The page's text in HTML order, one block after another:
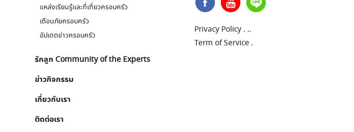
แหล่งเรียนรู้และที่เที่ยวครอบครัว
เตือนภัยครอบครัว
อัปเดตข่าวครอบครัว
รักลูก Community of the Experts
ข่าวกิจกรรม
เกี่ยวกับเรา
ติดต่อเรา
Privacy Policy . ..
Term of Service .